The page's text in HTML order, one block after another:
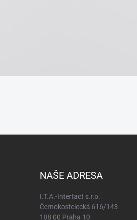
NAŠE ADRESA
I.T.A.-Intertact s.r.o.
Černokostelecká 616/143
108 00 Praha 10